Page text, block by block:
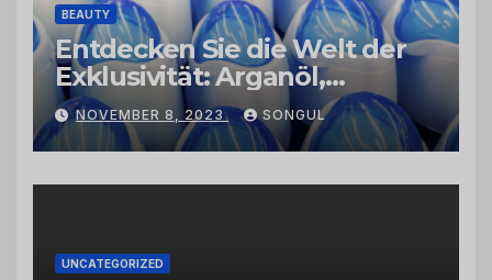
BEAUTY
Entdecken Sie die Welt der
Exklusivität: Arganöl,
Kaktusfeigenkernöl und
Schwarzkümmelöl von
vertrauenswürdigen
Großhändlern und Anbietern
NOVEMBER 8, 2023 SONGUL
UNCATEGORIZED